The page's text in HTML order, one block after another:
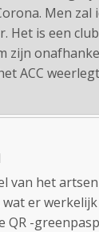
Men
Het is een
zijn
ACC
van het
er werkelijk
QR -